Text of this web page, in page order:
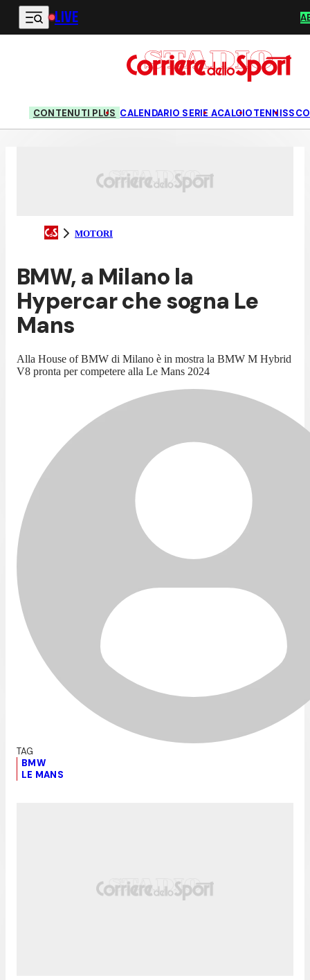
Vai al contenuto principale
LIVE
CONTENUTI PLUS CALENDARIO SERIE ACALCIOTENNIS
MOTORI
BMW, a Milano la
Hypercar che sogna Le
Mans
Alla House of BMW di Milano è in mostra la BMW M Hybrid
V8 pronta per competere alla Le Mans 2024
BMW
LE MANS